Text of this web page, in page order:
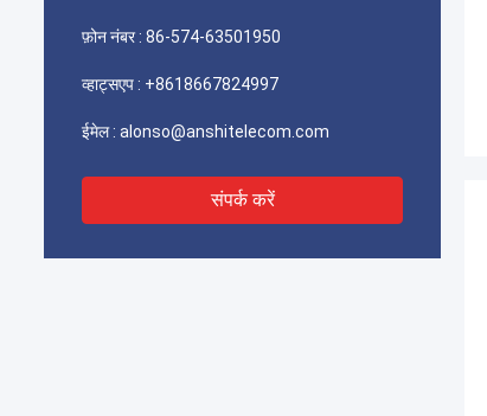
फ़ोन नंबर : 86-574-63501950
व्हाट्सएप : +8618667824997
ईमेल : alonso@anshitelecom.com
संपर्क करें